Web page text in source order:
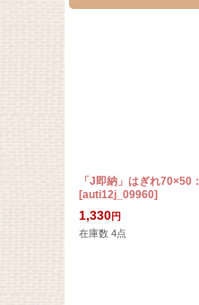
「J即納」はぎれ70×50
[auti12j_09960]
1,330円
在庫数 4点